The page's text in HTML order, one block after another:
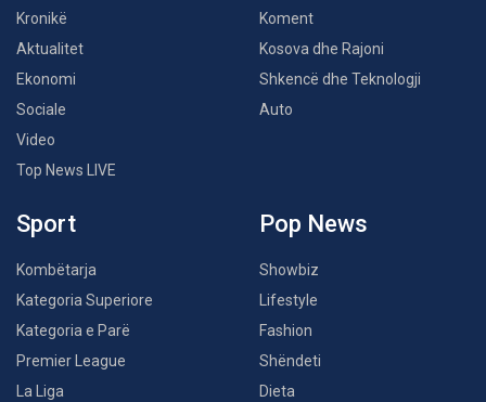
Kronikë
Aktualitet
Ekonomi
Sociale
Video
Top News LIVE
Koment
Kosova dhe Rajoni
Shkencë dhe Teknologji
Auto
Sport
Kombëtarja
Kategoria Superiore
Kategoria e Parë
Premier League
La Liga
Pop News
Showbiz
Lifestyle
Fashion
Shëndeti
Dieta